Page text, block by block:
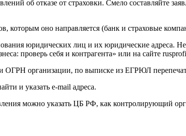
об отказе от страховки. Смело составляйте
которым оно направляется (банк и страховые
юридических лиц и их юридические адреса.
проверь себя и контрагента» или на сайте
организации, по выписке из ЕГРЮЛ
и указать e-mail адреса.
можно указать ЦБ РФ, как контролирующий